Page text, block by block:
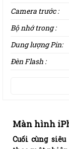
Màn hình
Cuối cùng
Camera trước :
Bộ nhớ trong :
Dung lượng Pin:
Đèn Flash :